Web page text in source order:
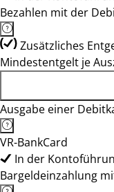
Bezahlen mit der
Zusätzliches
Mindestentgelt je
Ausgabe einer
VR-BankCard
In der
Bargeldeinzahlung